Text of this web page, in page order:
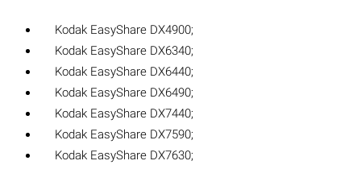
Kodak EasyShare DX4900‎;
Kodak EasyShare DX6340‎;
Kodak EasyShare DX6440‎;
Kodak EasyShare DX6490‎;
Kodak EasyShare DX7440‎;
Kodak EasyShare DX7590‎;
Kodak EasyShare DX7630‎;